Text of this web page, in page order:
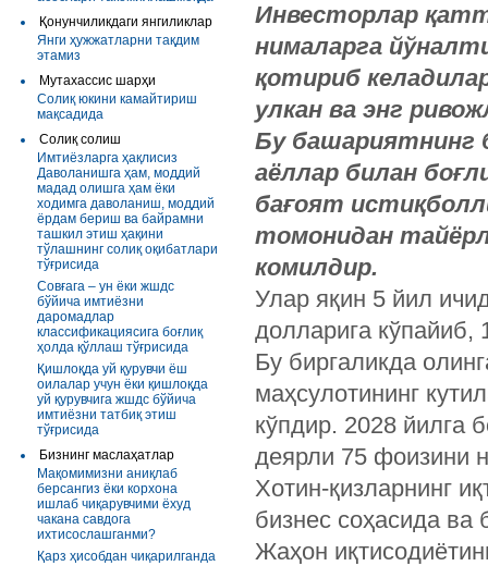
Қонунчиликдаги янгиликлар
Янги ҳужжатларни тақдим
этамиз
Мутахассис шарҳи
Солиқ юкини камайтириш
мақсадида
Солиқ солиш
Имтиёзларга ҳақлисиз
Даволанишга ҳам, моддий
мадад олишга ҳам ёки
ходимга даволаниш, моддий
ёрдам бериш ва байрамни
ташкил этиш ҳақини
тўлашнинг солиқ оқибатлари
тўғрисида
Совғага – ун ёки жшдс
бўйича имтиёзни
даромадлар
классификациясига боғлиқ
ҳолда қўллаш тўғрисида
Қишлоқда уй қурувчи ёш
оилалар учун ёки қишлоқда
уй қурувчига жшдс бўйича
имтиёзни татбиқ этиш
тўғрисида
Бизнинг маслаҳатлар
Мақомимизни аниқлаб
берсангиз ёки корхона
ишлаб чиқарувчими ёхуд
чакана савдога
ихтисослашганми?
Қарз ҳисобдан чиқарилганда
Инвесторлар
нималарга
қотириб
улкан ва энг
Бу башариятнинг
аёллар билан
бағоят
томонидан
комилдир.
Улар яқин 5 йил
долларига
Бу биргаликда
маҳсулотининг
кўпдир. 2028 йилга
деярли 75 фоизини
Хотин-қизларнинг
бизнес соҳасида
Жаҳон